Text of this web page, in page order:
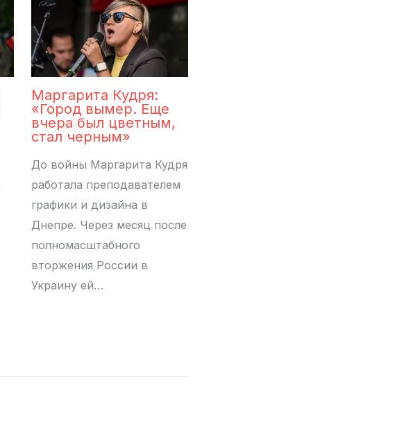
Маргарита Кудря:
«Город вымер. Еще
вчера был цветным,
стал черным»
До войны Маргарита Кудря
работала преподавателем
графики и дизайна в
Днепре. Через месяц после
полномасштабного
вторжения России в
Украину ей…